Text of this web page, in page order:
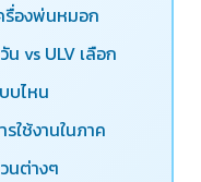
รื่องพ่นหมอก
น vs ULV เลือก
บไหน
รใช้งานในภาค
นต่างๆ